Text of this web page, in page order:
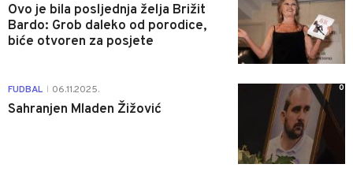
Ovo je bila posljednja želja Brižit
Bardo: Grob daleko od porodice,
biće otvoren za posjete
FUDBAL 06.11.2025.
Sahranjen Mladen Žižović
0